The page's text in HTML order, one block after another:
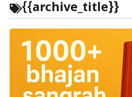
{{archive_title}}